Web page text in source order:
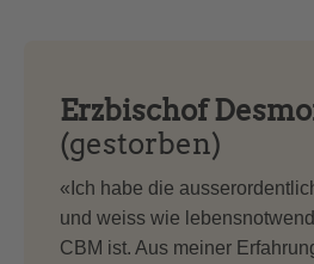
Erzbischof
(gestorben)
«Ich habe die
und weiss wie
CBM ist. Aus meiner